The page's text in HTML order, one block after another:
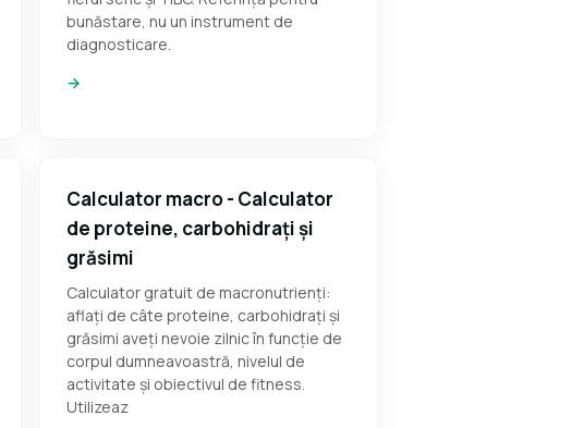
bunăstare, nu un instrument de
diagnosticare.
→
Calculator macro - Calculator
de proteine, carbohidrați și
grăsimi
Calculator gratuit de macronutrienți:
aflați de câte proteine, carbohidrați și
grăsimi aveți nevoie zilnic în funcție de
corpul dumneavoastră, nivelul de
activitate și obiectivul de fitness.
Utilizeaz